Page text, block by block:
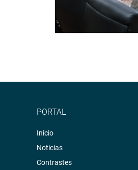
PORTAL
Inicio
Noticias
Contrastes